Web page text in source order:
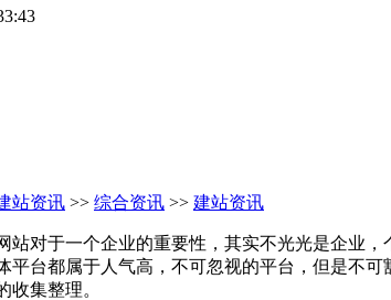
站资讯 >> 综合资讯 >> 建站资讯
站对于一个企业的重要性，其实不光光是企业
平台都属于人气高，不可忽视的平台，但是不
收集整理。